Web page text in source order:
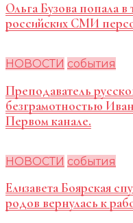
Ольга Бузова попала
российских СМИ
НОВОСТИ события
Преподаватель
безграмотностью
Первом канале.
НОВОСТИ события
Елизавета Боярская
родов вернулась к